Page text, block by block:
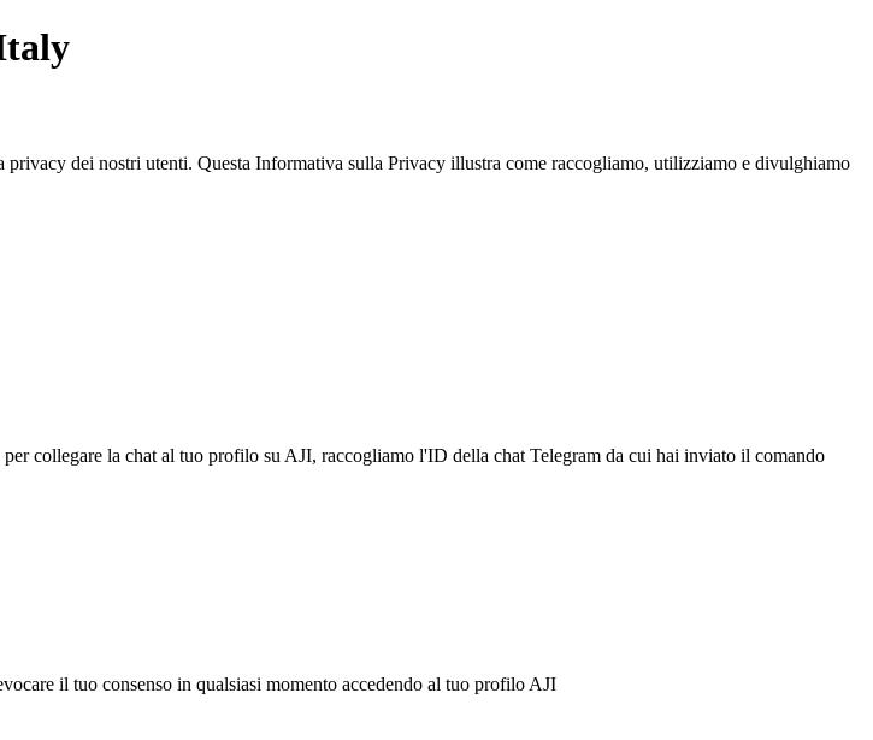
dei nostri utenti. Questa Informativa sulla Privacy illustra come raccogliamo, utilizziamo e divulghiamo
collegare la chat al tuo profilo su AJI, raccogliamo l'ID della chat Telegram da cui hai inviato il comando
il tuo consenso in qualsiasi momento accedendo al tuo profilo AJI